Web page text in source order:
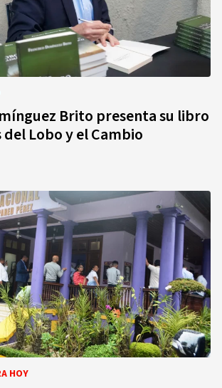
Brito presenta su libro
Lobo y el Cambio
HOY